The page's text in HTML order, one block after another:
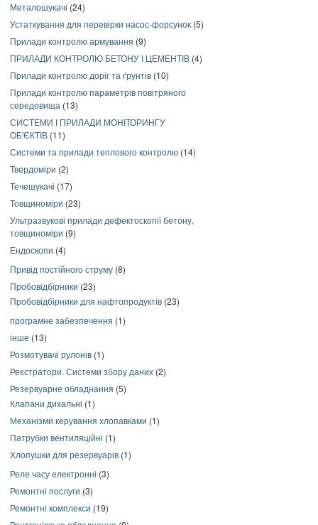
Металошукачі (24)
Устаткування для перевірки насос-форсунок (5)
Прилади контролю армування (9)
ПРИЛАДИ КОНТРОЛЮ БЕТОНУ І ЦЕМЕНТІВ (4)
Прилади контролю доріг та ґрунтів (10)
Прилади контролю параметрів повітряного
середовища (13)
СИСТЕМИ І ПРИЛАДИ МОНІТОРИНГУ
ОБ'ЄКТІВ (11)
Системи та прилади теплового контролю (14)
Твердоміри (2)
Течешукачі (17)
Товщиноміри (23)
Ультразвукові прилади дефектоскопії бетону,
товщиноміри (9)
Ендоскопи (4)
Привід постійного струму (8)
Пробовідбірники (23)
Пробовідбірники для нафтопродуктів (23)
програмне забезпечення (1)
інше (13)
Розмотувачі рулонів (1)
Реєстратори. Системи збору даних (2)
Резервуарне обладнання (5)
Клапани дихальні (1)
Механізми керування хлопавками (1)
Патрубки вентиляційні (1)
Хлопушки для резервуарів (1)
Реле часу електронні (3)
Ремонтні послуги (3)
Ремонтні комплекси (19)